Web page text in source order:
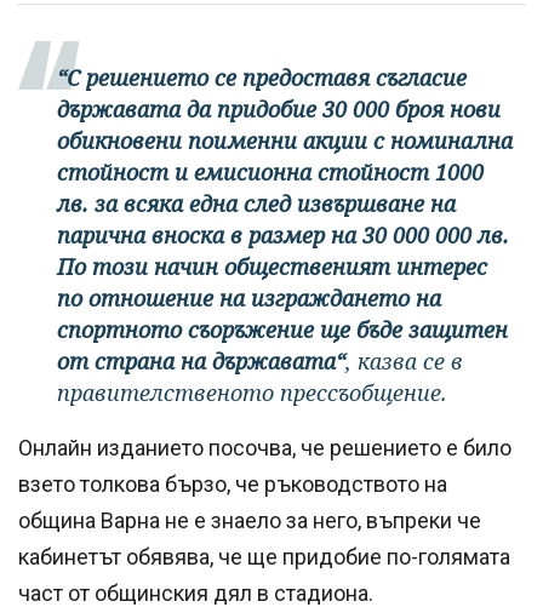
“С решението се предоставя съгласие
държавата да придобие 30 000 броя нови
обикновени поименни акции с номинална
стойност и емисионна стойност 1000
лв. за всяка една след извършване на
парична вноска в размер на 30 000 000 лв.
По този начин общественият интерес
по отношение на изграждането на
спортното съоръжение ще бъде защитен
от страна на държавата“, казва се в
правителственото прессъобщение.
Онлайн изданието посочва, че решението е било
взето толкова бързо, че ръководството на
община Варна не е знаело за него, въпреки че
кабинетът обявява, че ще придобие по-голямата
част от общинския дял в стадиона.